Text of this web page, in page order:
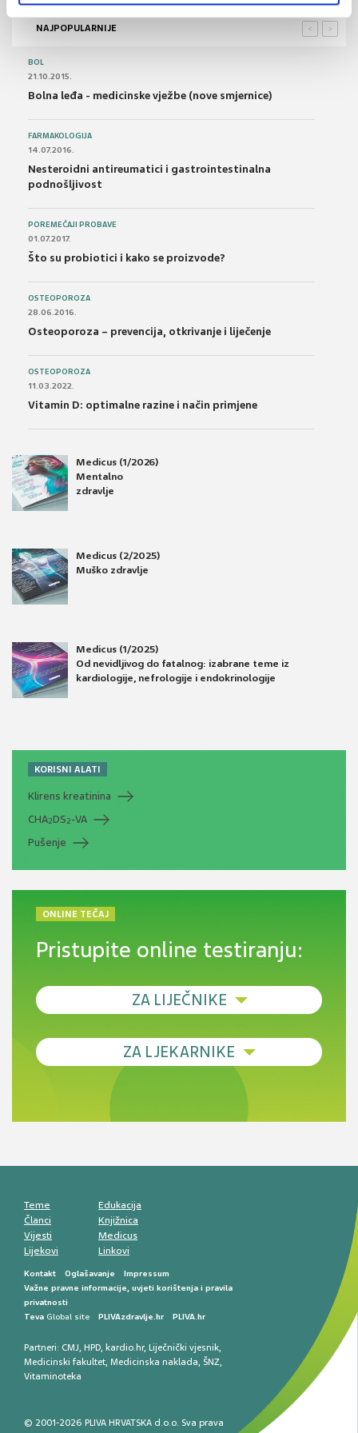
NAJPOPULARNIJE >
<
BOL
21.10.2015.
Bolna leđa - medicinske vježbe (nove smjernice)
FARMAKOLOGIJA
14.07.2016.
Nesteroidni antireumatici i gastrointestinalna
podnošljivost
POREMEĆAJI PROBAVE
01.07.2017.
Što su probiotici i kako se proizvode?
OSTEOPOROZA
28.06.2016.
Osteoporoza – prevencija, otkrivanje i liječenje
OSTEOPOROZA
11.03.2022.
Vitamin D: optimalne razine i način primjene
Medicus (1/2026)
Mentalno
zdravlje
Medicus (2/2025)
Muško zdravlje
Medicus (1/2025)
Od nevidljivog do fatalnog: izabrane teme iz
kardiologije, nefrologije i endokrinologije
KORISNI ALATI
Klirens kreatinina
CHA2DS2-VA
Pušenje
ONLINE TEČAJ
Pristupite online testiranju:
ZA LIJEČNIKE
Debljina - od prevencije do personalizirane
Novi pogled na migrenu: komorbiditeti, spolne
razlike i nove terapije
smetnji do rane onkološke dijagnostike
ZA LJEKARNIKE
Antikoagulansi u ljekarničkoj praksi –
Teme
Članci
Vijesti
Lijekovi
Edukacija
Knjižnica
Medicus
Linkovi
Kontakt Oglašavanje
Impressum
Važne pravne informacije, uvjeti korištenja i pravila
privatnosti
Teva Global site PLIVAzdravlje.hr PLIVA.hr
Partneri: CMJ, HPD, kardio.hr, Liječnički vjesnik,
Medicinski fakultet, Medicinska naklada, ŠNZ,
Vitaminoteka
© 2001-2026 PLIVA HRVATSKA d.o.o. Sva prava